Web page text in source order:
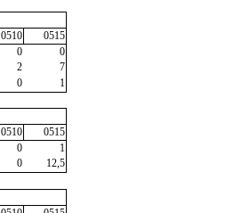
0510
0515
0
0
2
7
0
1
0510
0515
0
1
0
12,5